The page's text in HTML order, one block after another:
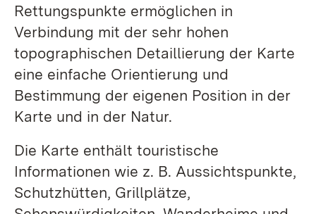
Rettungspunkte ermöglichen in
Verbindung mit der sehr hohen
topographischen Detaillierung der Karte
eine einfache Orientierung und
Bestimmung der eigenen Position in der
Karte und in der Natur.
Die Karte enthält touristische
Informationen wie z. B. Aussichtspunkte,
Schutzhütten, Grillplätze,